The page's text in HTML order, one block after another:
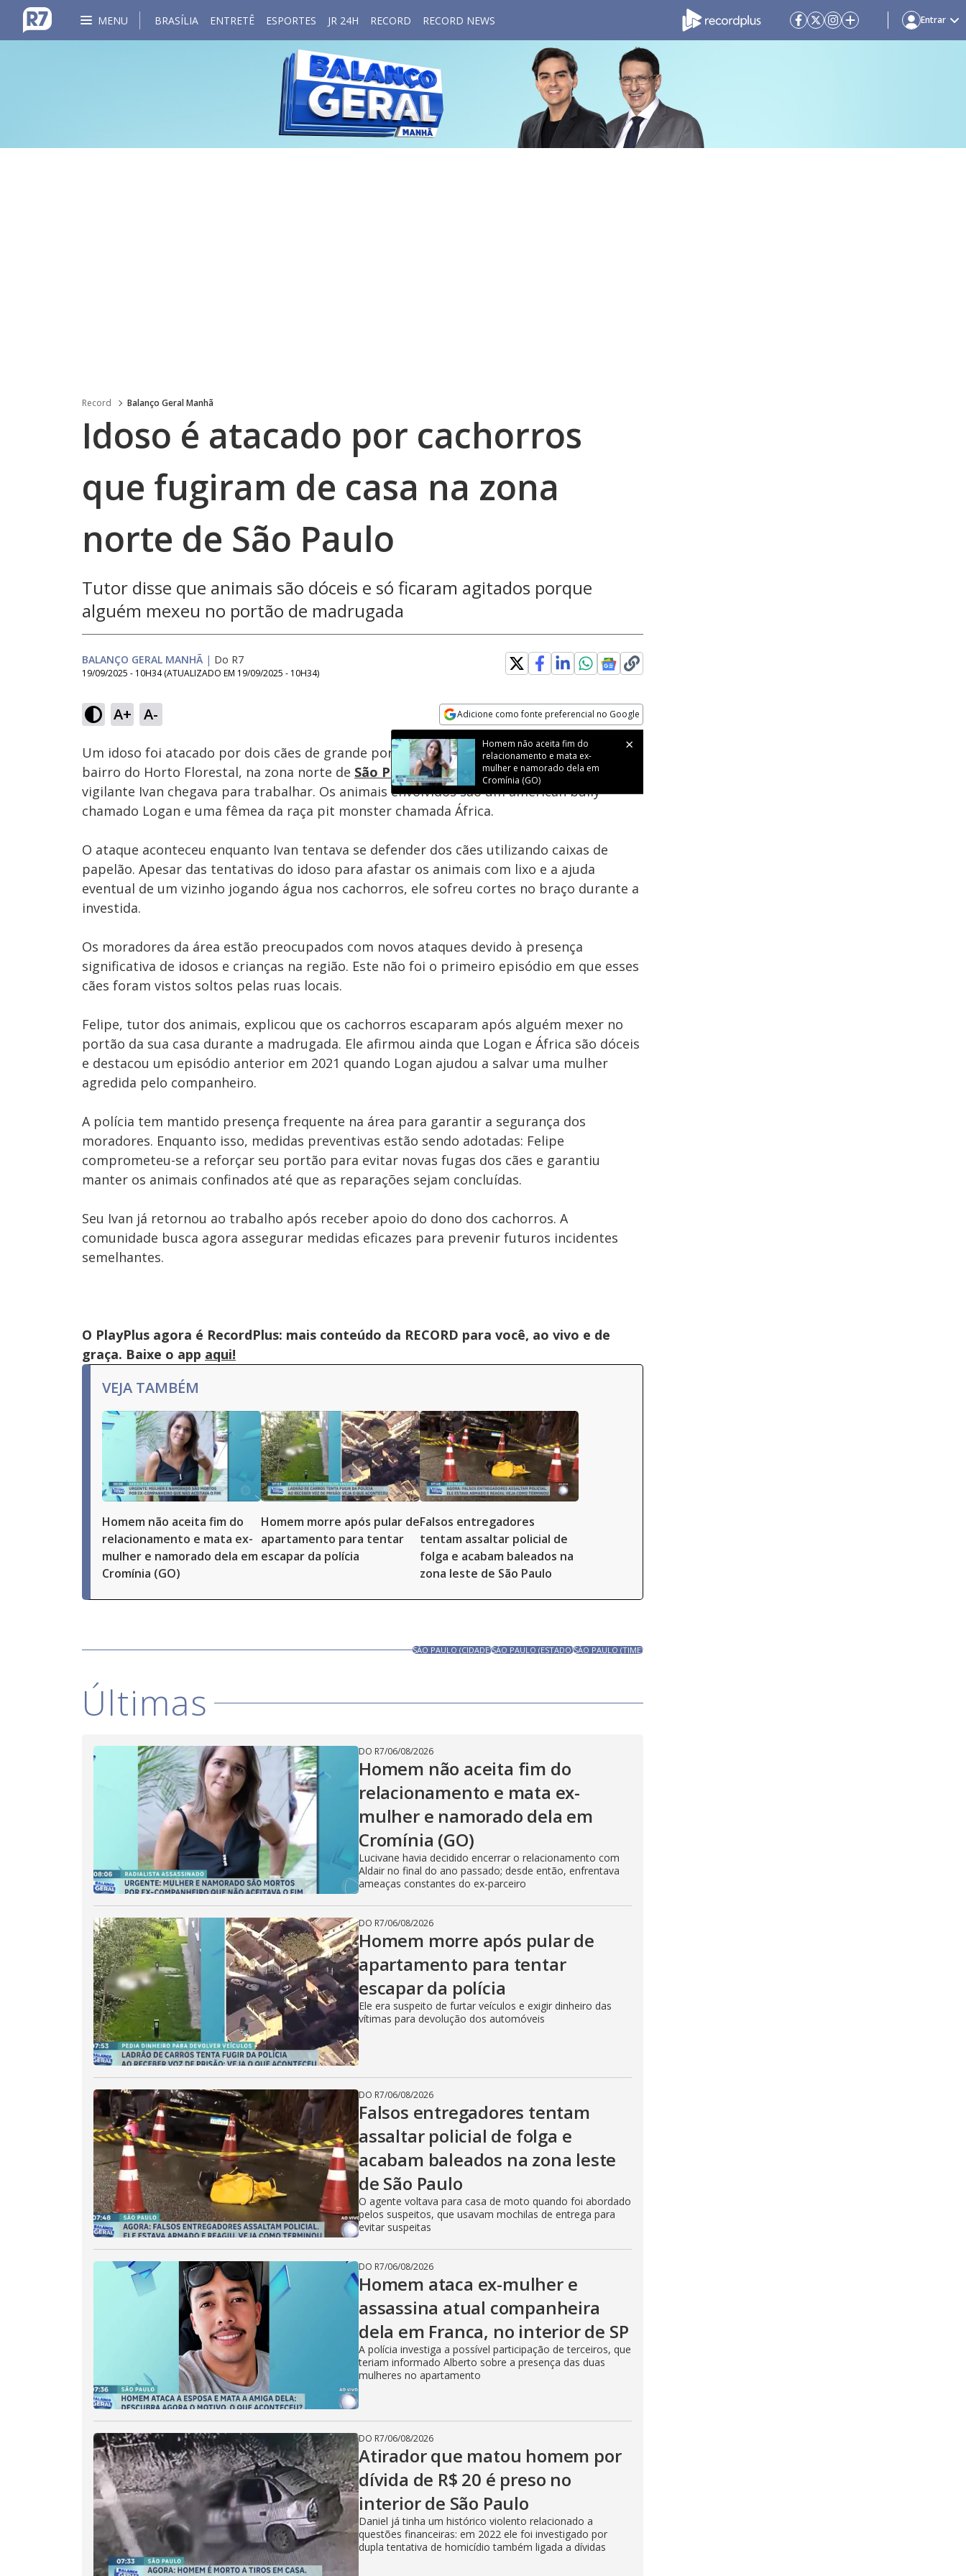
MENU BRASÍLIA ENTRETÊ ESPORTES JR 24H RECORD RECORD NEWS Entrar
Record Balanço Geral Manhã
Idoso é atacado por cachorros
que fugiram de casa na zona
norte de São Paulo
Tutor disse que animais são dóceis e só ficaram agitados porque
alguém mexeu no portão de madrugada
BALANÇO GERAL MANHÃ | Do R7
19/09/2025 - 10H34 (ATUALIZADO EM 19/09/2025 - 10H34)
A+ A- Adicione como fonte preferencial no Google
Opens in new window
Homem não aceita fim do
relacionamento e mata ex-
mulher e namorado dela em
Cromínia (GO)
Ativar
Som
Velocidade
Um idoso foi atacado por dois cães de grande porte que fugiram de uma residência no
bairro do Horto Florestal, na zona norte de São Paulo. O incidente ocorreu quando o
vigilante Ivan chegava para trabalhar. Os animais envolvidos são um american bully
chamado Logan e uma fêmea da raça pit monster chamada África.
O ataque aconteceu enquanto Ivan tentava se defender dos cães utilizando caixas de
papelão. Apesar das tentativas do idoso para afastar os animais com lixo e a ajuda
eventual de um vizinho jogando água nos cachorros, ele sofreu cortes no braço durante a
investida.
Os moradores da área estão preocupados com novos ataques devido à presença
significativa de idosos e crianças na região. Este não foi o primeiro episódio em que esses
cães foram vistos soltos pelas ruas locais.
Felipe, tutor dos animais, explicou que os cachorros escaparam após alguém mexer no
portão da sua casa durante a madrugada. Ele afirmou ainda que Logan e África são dóceis
e destacou um episódio anterior em 2021 quando Logan ajudou a salvar uma mulher
agredida pelo companheiro.
A polícia tem mantido presença frequente na área para garantir a segurança dos
moradores. Enquanto isso, medidas preventivas estão sendo adotadas: Felipe
comprometeu-se a reforçar seu portão para evitar novas fugas dos cães e garantiu
manter os animais confinados até que as reparações sejam concluídas.
Seu Ivan já retornou ao trabalho após receber apoio do dono dos cachorros. A
comunidade busca agora assegurar medidas eficazes para prevenir futuros incidentes
semelhantes.
O PlayPlus agora é RecordPlus: mais conteúdo da RECORD para você, ao vivo e de
graça. Baixe o app aqui!
VEJA TAMBÉM
Homem não aceita fim do
relacionamento e mata ex-
mulher e namorado dela em
Cromínia (GO)
Homem morre após pular de
apartamento para tentar
escapar da polícia
Falsos entregadores
tentam assaltar policial de
folga e acabam baleados na
zona leste de São Paulo
SÃO PAULO (CIDADE)SÃO PAULO (ESTADO)SÃO PAULO (TIME)
Últimas
DO R7/06/08/2026
Homem não aceita fim do
relacionamento e mata ex-
mulher e namorado dela em
Cromínia (GO)
Lucivane havia decidido encerrar o relacionamento com
Aldair no final do ano passado; desde então, enfrentava
ameaças constantes do ex-parceiro
DO R7/06/08/2026
Homem morre após pular de
apartamento para tentar
escapar da polícia
Ele era suspeito de furtar veículos e exigir dinheiro das
vítimas para devolução dos automóveis
DO R7/06/08/2026
Falsos entregadores tentam
assaltar policial de folga e
acabam baleados na zona leste
de São Paulo
O agente voltava para casa de moto quando foi abordado
pelos suspeitos, que usavam mochilas de entrega para
evitar suspeitas
DO R7/06/08/2026
Homem ataca ex-mulher e
assassina atual companheira
dela em Franca, no interior de SP
A polícia investiga a possível participação de terceiros, que
teriam informado Alberto sobre a presença das duas
mulheres no apartamento
DO R7/06/08/2026
Atirador que matou homem por
dívida de R$ 20 é preso no
interior de São Paulo
Daniel já tinha um histórico violento relacionado a
questões financeiras: em 2022 ele foi investigado por
dupla tentativa de homicídio também ligada a dívidas